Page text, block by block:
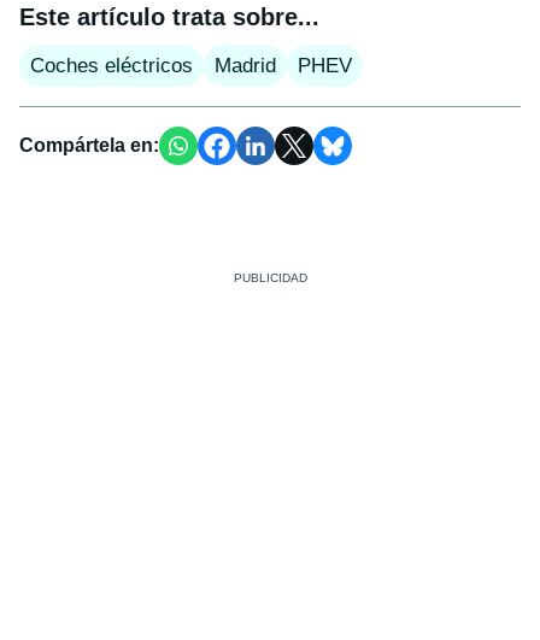
Este artículo trata sobre...
Coches eléctricos Madrid PHEV
Compártela en: